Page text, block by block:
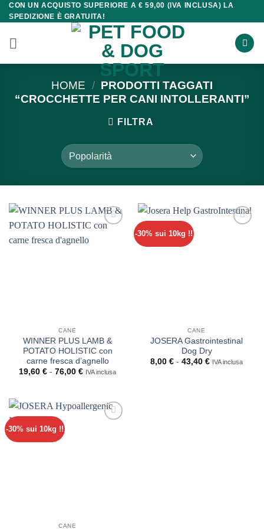
Salta
ai
contenuti
CON UN ACQUISTO SUPERIORE A € 59,00 (IVA INCLUSA) LA
SPEDIZIONE È GRATUITA!
HOME / PRODOTTI TAGGATI
“CROCCHETTE PER CANI INTOLLERANTI”
FILTRA
CANE
WINNER PLUS LAMB &
POTATO HOLISTIC con
carne fresca d’agnello
19,60 € - 76,00 €Fascia
19,60 €
a
76,00 €
IVA inclusa
-30% sui 10kg !!
CANE
JOSERA Gastrointestinal
Dog Dry
8,00 € - 43,40 €Fascia
IVA inclusa
-30% sui 10kg !!
CANE